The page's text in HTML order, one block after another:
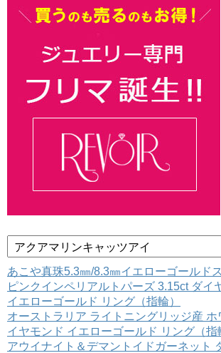
カ
テ
ゴ
リ
ー
あこや真珠5.3㎜/8.3㎜イエローゴールド
ピンクインペリアルトパーズ 3.15ct ダイ
イエローゴールド リング（指輪）
オーストラリア ライトニングリッジ産
イヤモンド イエローゴールド リング（指
アウイナイト＆デマントイドガーネット